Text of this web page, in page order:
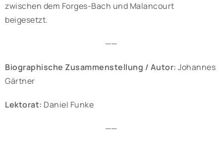
zwischen dem Forges-Bach und Malancourt
beigesetzt.
——
Biographische Zusammenstellung / Autor: Johannes
Gärtner
Lektorat: Daniel Funke
——